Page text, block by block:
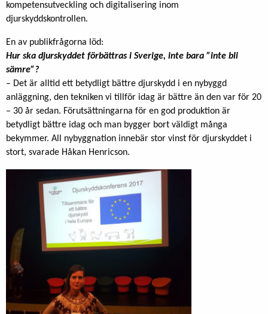
kompetensutveckling och digitalisering inom
djurskyddskontrollen.
En av publikfrågorna löd:
Hur ska djurskyddet förbättras i Sverige, inte bara ”inte bli
sämre”?
– Det är alltid ett betydligt bättre djurskydd i en nybyggd
anläggning, den tekniken vi tillför idag är bättre än den var för 20
– 30 år sedan. Förutsättningarna för en god produktion är
betydligt bättre idag och man bygger bort väldigt många
bekymmer. All nybyggnation innebär stor vinst för djurskyddet i
stort, svarade Håkan Henricson.